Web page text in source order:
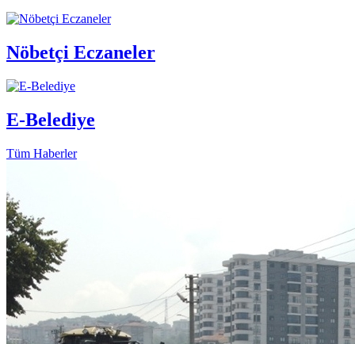
Nöbetçi Eczaneler
E-Belediye
Tüm Haberler